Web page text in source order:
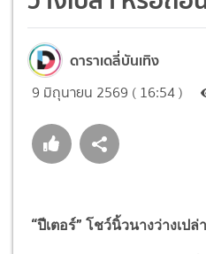
ดาราเดลี่บันเทิง
9 มิถุนายน 2569 ( 16:54 )
“ปีเตอร์” โชว์นิ้วนางว่างเป